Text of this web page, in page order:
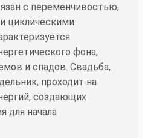
с переменчивостью,
циклическими
фона,
и спадов. Свадьба,
проходит на
создающих
для начала